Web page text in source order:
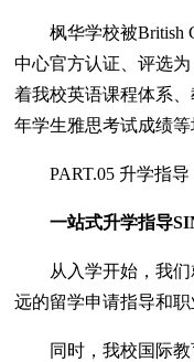
枫华学校被British
中心官方认证、评选
着我校英语课程体系
年学生雅思考试成绩
PART.05 升学指导
一站式升学指导
从入学开始，我们
远的留学申请指导和职
同时，我校国际教